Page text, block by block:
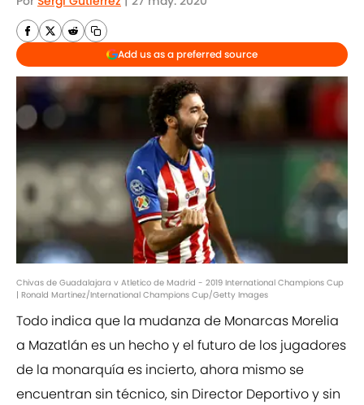
Add us as a preferred source
Chivas de Guadalajara v Atletico de Madrid - 2019 International Champions Cup
| Ronald Martinez/International Champions Cup/Getty Images
Todo indica que la mudanza de Monarcas Morelia
a Mazatlán es un hecho y el futuro de los jugadores
de la monarquía es incierto, ahora mismo se
encuentran sin técnico, sin Director Deportivo y sin